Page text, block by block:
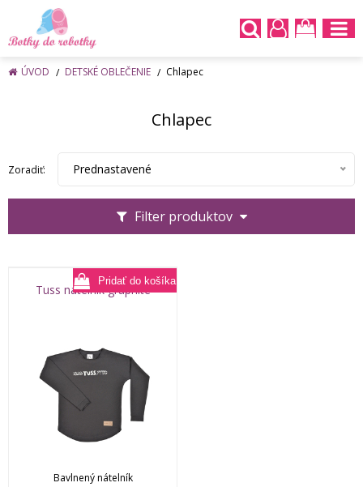
ÚVOD DETSKÉ OBLEČENIE Chlapec
Chlapec
Filter produktov
Zoradiť: Prednastavené
Tuss nátelník graphite
Bavlnený nátelník